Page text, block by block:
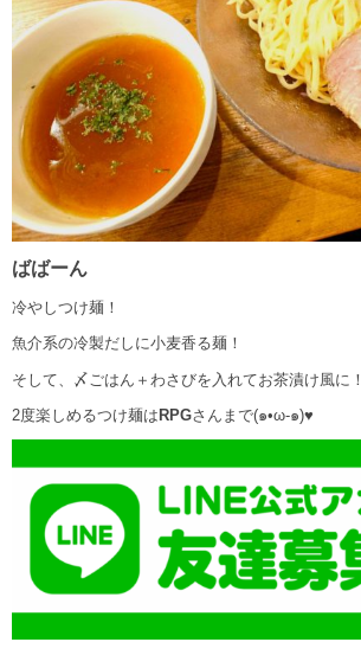
ばばーん
冷やしつけ麺！
魚介系の冷製だしに小麦香る麺！
そして、〆ごはん＋わさびを入れてお茶漬け風に！
2度楽しめるつけ麺は RPGさんまで(๑•ω-๑)♥